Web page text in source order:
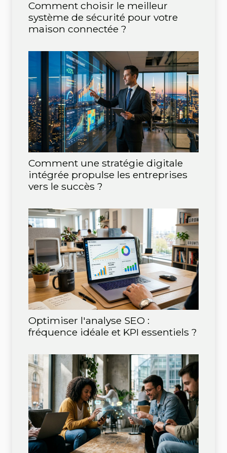
Comment choisir le meilleur
système de sécurité pour votre
maison connectée ?
Comment une stratégie digitale
intégrée propulse les entreprises
vers le succès ?
Optimiser l'analyse SEO :
fréquence idéale et KPI essentiels ?